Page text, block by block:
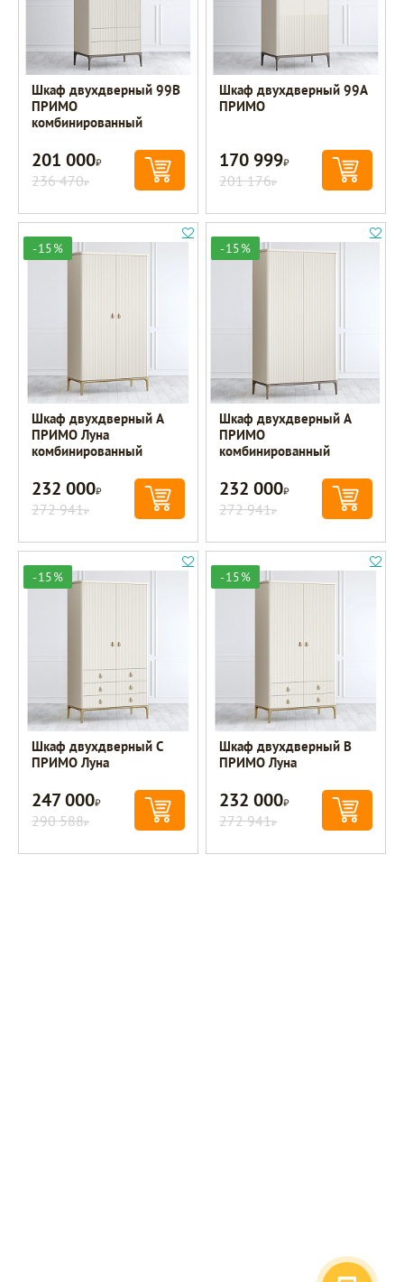
Шкаф двухдверный 99B
ПРИМО
комбинированный
201 000Р
236 470Р
Шкаф двухдверный 99A
ПРИМО
170 999Р
201 176Р
-15%
Шкаф двухдверный A
ПРИМО Луна
комбинированный
232 000Р
272 941Р
-15%
Шкаф двухдверный A
ПРИМО
комбинированный
232 000Р
272 941Р
-15%
Шкаф двухдверный С
ПРИМО Луна
247 000Р
290 588Р
-15%
Шкаф двухдверный B
ПРИМО Луна
232 000Р
272 941Р